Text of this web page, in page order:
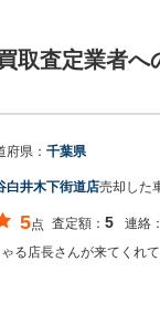
取査定業者へ
府県： 千葉県
白井木下街道店売却した
5点 査定額： 5 連絡：
る店長さんが来てくれ